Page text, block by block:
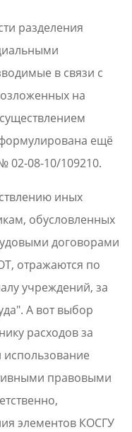
разделения
в связи с
на
ещё
02-08-10/109210.
иных
обусловленных
договорами
отражаются по
учреждений, за
А вот выбор
расходов за
использование
правовыми
элементов КОСГУ